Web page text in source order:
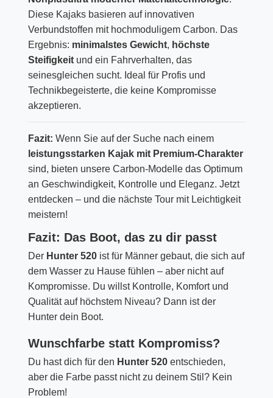
Diese Kajaks basieren auf innovativen
Verbundstoffen mit hochmoduligem Carbon. Das
Ergebnis: minimalstes Gewicht, höchste
Steifigkeit und ein Fahrverhalten, das
seinesgleichen sucht. Ideal für Profis und
Technikbegeisterte, die keine Kompromisse
akzeptieren.
Fazit: Wenn Sie auf der Suche nach einem
leistungsstarken Kajak mit Premium-Charakter
sind, bieten unsere Carbon-Modelle das Optimum
an Geschwindigkeit, Kontrolle und Eleganz. Jetzt
entdecken – und die nächste Tour mit Leichtigkeit
meistern!
Fazit: Das Boot, das zu dir passt
Der Hunter 520 ist für Männer gebaut, die sich auf
dem Wasser zu Hause fühlen – aber nicht auf
Kompromisse. Du willst Kontrolle, Komfort und
Qualität auf höchstem Niveau? Dann ist der
Hunter dein Boot.
Wunschfarbe statt Kompromiss?
Du hast dich für den Hunter 520 entschieden,
aber die Farbe passt nicht zu deinem Stil? Kein
Problem!